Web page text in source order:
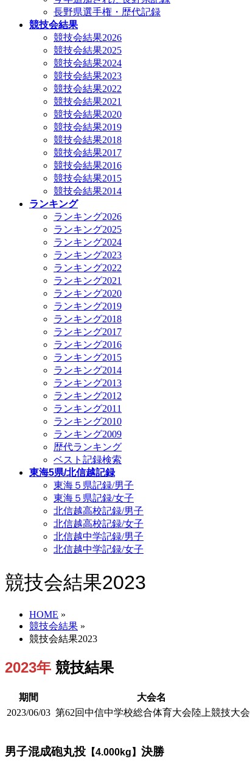
長野県選手権・歴代記録
競技会結果
競技会結果2026
競技会結果2025
競技会結果2024
競技会結果2023
競技会結果2022
競技会結果2021
競技会結果2020
競技会結果2019
競技会結果2018
競技会結果2017
競技会結果2016
競技会結果2015
競技会結果2014
ランキング
ランキング2026
ランキング2025
ランキング2024
ランキング2023
ランキング2022
ランキング2021
ランキング2020
ランキング2019
ランキング2018
ランキング2017
ランキング2016
ランキング2015
ランキング2014
ランキング2013
ランキング2012
ランキング2011
ランキング2010
ランキング2009
歴代ランキング
ベスト記録検索
東海5県/北信越記録
東海５県記録/男子
東海５県記録/女子
北信越高校記録/男子
北信越高校記録/女子
北信越中学記録/男子
北信越中学記録/女子
競技会結果2023
HOME »
競技会結果 »
競技会結果2023
2023年 競技結果
期間 大会名
2023/06/03 第62回中信中学校総合体育大会陸上競技大会
男子混成砲丸投 【4.000kg】 決勝